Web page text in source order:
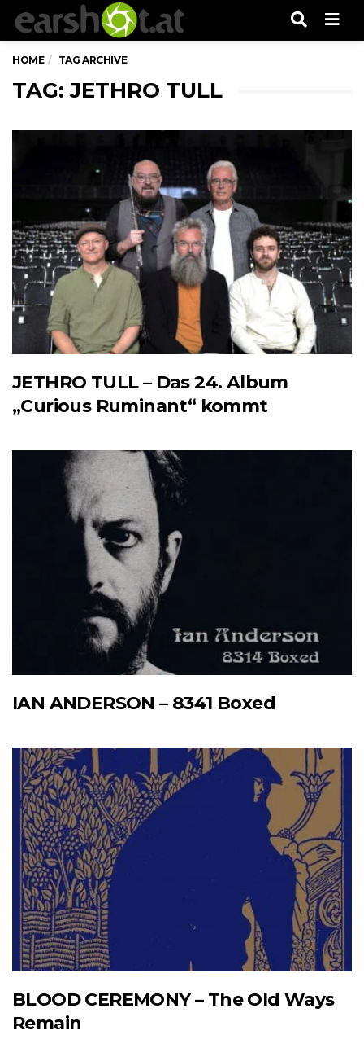
HOME TAG ARCHIVE
TAG: JETHRO TULL
JETHRO TULL – Das 24. Album
„Curious Ruminant“ kommt
IAN ANDERSON – 8341 Boxed
BLOOD CEREMONY – The Old Ways
Remain